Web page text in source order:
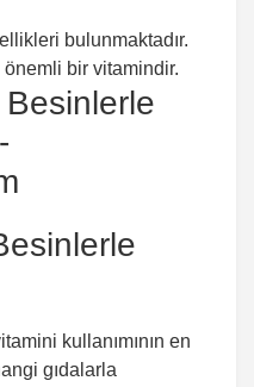
bulunmaktadır.
önemli bir vitamindir.
kullanımının en
gıdalarla